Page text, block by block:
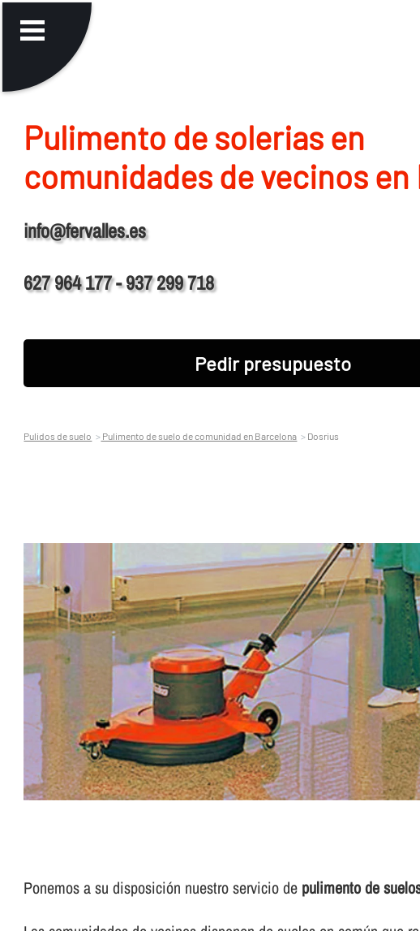
Pulimento de solerias en
comunidades de vecinos en
info@fervalles.es
627 964 177 - 937 299 718
Pedir presupuesto
Pulidos de suelo Pulimento de suelo de comunidad en Barcelona Dosrius
Ponemos a su disposición nuestro servicio de pulimento de